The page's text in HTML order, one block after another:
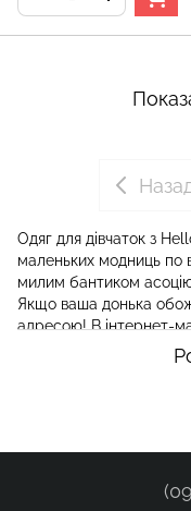
Одяг для дівчаток з
маленьких модниць по
милим бантиком
Якщо ваша донька
адресою! В інтернет-
підкреслить
модниць
Кожен батько прагне
але й комфортно. Саме